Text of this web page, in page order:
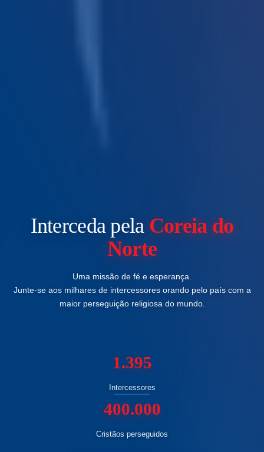
Interceda pela Coreia do
Norte
Uma missão de fé e esperança.
Junte-se aos milhares de intercessores orando pelo país com a
maior perseguição religiosa do mundo.
1.395
Intercessores
400.000
Cristãos perseguidos